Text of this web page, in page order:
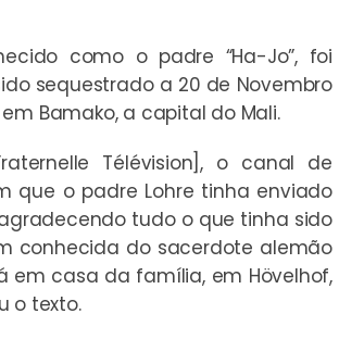
como o padre “Ha-Jo”, foi
sequestrado a 20 de Novembro
Bamako, a capital do Mali.
Télévision], o canal de
que o padre Lohre tinha enviado
tudo o que tinha sido
conhecida do sacerdote alemão
em casa da família, em Hövelhof,
o texto.